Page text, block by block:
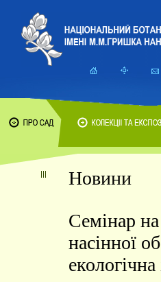
Новини
Cемінар
насінної
екологічна